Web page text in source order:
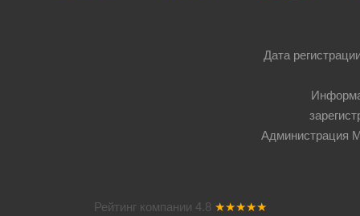
Дата
Администрация
Рейтинг компании 4.8 ★★★★★